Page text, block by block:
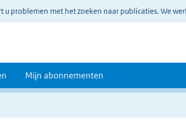
u problemen met het zoeken naar publicaties. We
Mijn abonnementen